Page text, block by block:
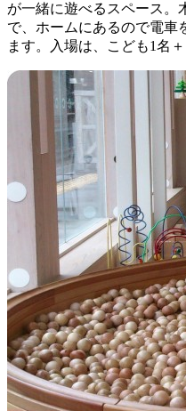
が一緒に遊べるスペース。
で、ホームにあるので電車
ます。入場は、こども1名